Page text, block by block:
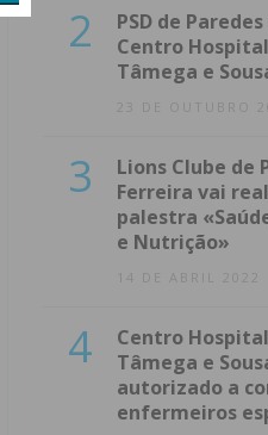
2
PSD de
Centro
Tâmega e
23 DE OUTUBRO
3
Lions Clube de
Ferreira vai
palestra
e Nutrição»
14 DE ABRIL 2022
4
Centro
Tâmega e
autorizado a
enfermeiros